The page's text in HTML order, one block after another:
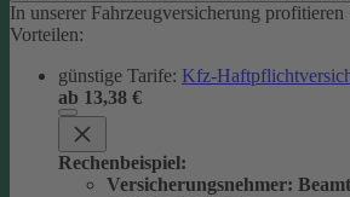
In unserer Fahrzeugversicherung
Vorteilen:
günstige Tarife: Kfz-
ab 13,38 €
Rechenbeispiel:
Versicherungsnehmer: